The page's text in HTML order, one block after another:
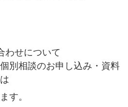
わせについて
別相談のお申し込み・資料
す。